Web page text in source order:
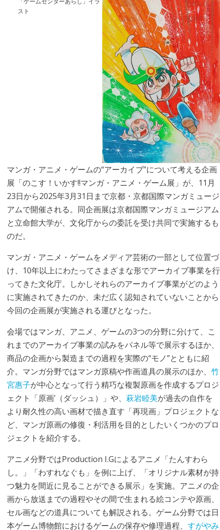
スト
マンガ・アニメ・ゲームの“アーカイブ”について考える企画
展「のこす！いかす!!マンガ・アニメ・ゲーム展」が、11月
23日から2025年3月31日まで京都・京都国際マンガミュージ
アムで開催される。同企画展は京都国際マンガミュージアム
と立命館大学が、文化庁からの委託を受け共同で実施するも
のだ。
マンガ・アニメ・ゲームをメディア芸術の一部として位置づ
け、10年以上にわたってさまざまな形でアーカイブ事業を行
ってきた文化庁。しかしそれらのアーカイブ事業がどのよう
に実施されてきたのか、未だ広く認知されていないことから
今回の企画展が実施される運びとなった。
会場ではマンガ、アニメ、ゲームの3つの分野に分けて、こ
れまでのアーカイブ事業の試みをパネル等で展示するほか、
商品の企画から製造までの過程を実際の“モノ”とともに紹
介。マンガ分野ではマンガ原稿や作画道具の展示のほか、 竹
宮惠子が中心となって行う精巧な複製原画を作成するプロジ
ェクト「原画’（ダッシュ）」や、 萩岩睦美が過去の自作を
より耐久性の高い画材で描き直す「再現画」プロジェクトな
ど、マンガ原画の修復・利活用を目的としたいくつかのプロ
ジェクトを紹介する。
アニメ分野ではProduction I.Gによるアニメ「たんすわら
し。」「わすれなぐも」を例に上げ、「オリジナル素材が持
つ魅力を間近に見ることができる展示」を実施。アニメの企
画から放送までの過程やその間で生まれる絵コンテや原画、
セル画などの道具についても解説される。ゲーム分野では日
本ゲーム博物館におけるゲームの保存や修理過程、 すがやみ